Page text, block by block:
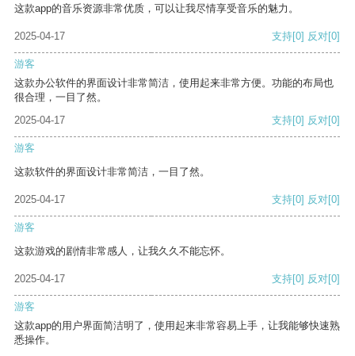
这款app的音乐资源非常优质，可以让我尽情享受音乐的魅力。
2025-04-17 支持[0] 反对[0]
游客
这款办公软件的界面设计非常简洁，使用起来非常方便。功能的布局也
很合理，一目了然。
2025-04-17
支持[0] 反对[0]
游客
这款软件的界面设计非常简洁，一目了然。
2025-04-17 支持[0] 反对[0]
游客
这款游戏的剧情非常感人，让我久久不能忘怀。
2025-04-17 支持[0] 反对[0]
游客
这款app的用户界面简洁明了，使用起来非常容易上手，让我能够快速熟
悉操作。